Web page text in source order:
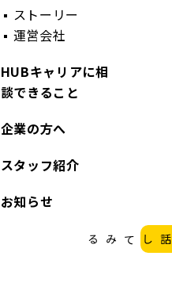
まずは話してみる
ストーリー
運営会社
HUBキャリアに相
談できること
企業の方へ
スタッフ紹介
お知らせ